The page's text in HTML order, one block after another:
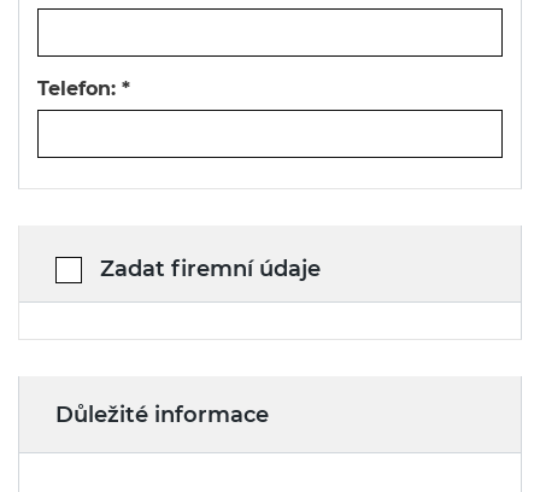
Telefon: *
Zadat firemní údaje
Důležité informace